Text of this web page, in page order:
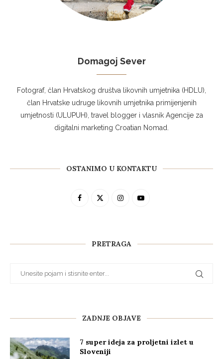
Domagoj Sever
Fotograf, član Hrvatskog društva likovnih umjetnika (HDLU),
član Hrvatske udruge likovnih umjetnika primijenjenih
umjetnosti (ULUPUH), travel blogger i vlasnik Agencije za
digitalni marketing Croatian Nomad.
OSTANIMO U KONTAKTU
PRETRAGA
ZADNJE OBJAVE
7 super ideja za proljetni izlet u
Sloveniji